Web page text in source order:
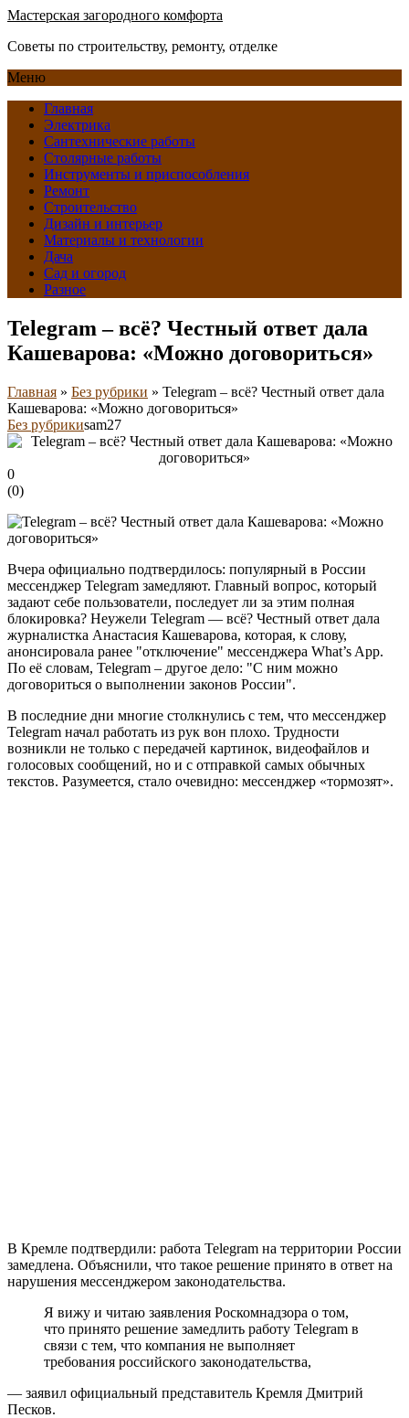
Мастерская загородного комфорта
Советы по строительству, ремонту, отделке
Меню
Главная
Электрика
Сантехнические работы
Столярные работы
Инструменты и приспособления
Ремонт
Строительство
Дизайн и интерьер
Материалы и технологии
Дача
Сад и огород
Разное
Telegram – всё? Честный ответ дала
Кашеварова: «Можно договориться»
Главная » Без рубрики » Telegram – всё? Честный ответ дала
Кашеварова: «Можно договориться»
Без рубрикиsam27
0
(0)
Вчера официально подтвердилось: популярный в России
мессенджер Telegram замедляют. Главный вопрос, который
задают себе пользователи, последует ли за этим полная
блокировка? Неужели Telegram — всё? Честный ответ дала
журналистка Анастасия Кашеварова, которая, к слову,
анонсировала ранее "отключение" мессенджера What’s App.
По её словам, Telegram – другое дело: "С ним можно
договориться о выполнении законов России".
В последние дни многие столкнулись с тем, что мессенджер
Telegram начал работать из рук вон плохо. Трудности
возникли не только с передачей картинок, видеофайлов и
голосовых сообщений, но и с отправкой самых обычных
текстов. Разумеется, стало очевидно: мессенджер «тормозят».
В Кремле подтвердили: работа Telegram на территории России
замедлена. Объяснили, что такое решение принято в ответ на
нарушения мессенджером законодательства.
Я вижу и читаю заявления Роскомнадзора о том,
что принято решение замедлить работу Telegram в
связи с тем, что компания не выполняет
требования российского законодательства,
— заявил официальный представитель Кремля Дмитрий
Песков.